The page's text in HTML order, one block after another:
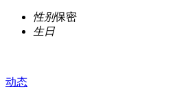
性别保密
生日
动态